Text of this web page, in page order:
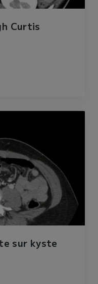
Curtis
sur kyste